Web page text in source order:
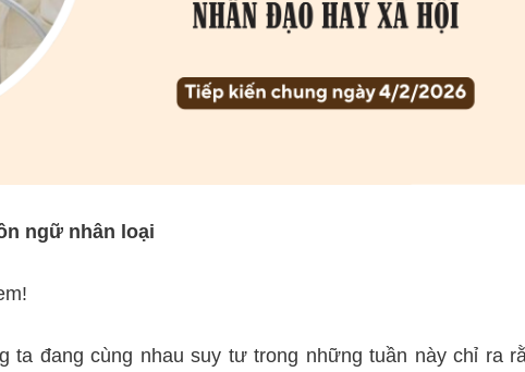
ngữ nhân loại
ta đang cùng nhau suy tư trong những tuần này chỉ ra